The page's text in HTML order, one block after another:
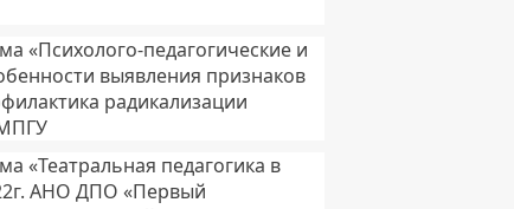
«Психолого-педагогические и
выявления признаков
радикализации
«Театральная педагогика в
АНО ДПО «Первый